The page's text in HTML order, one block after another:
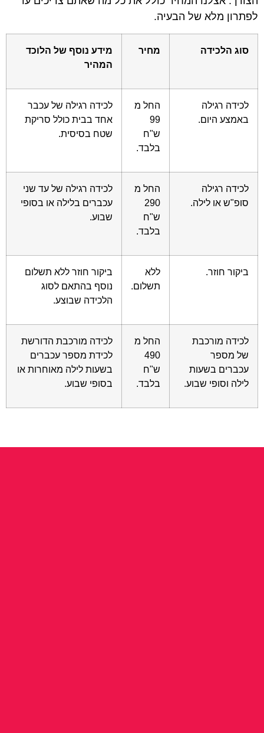
לפתרון מלא של הבעיה.
סוג הלכידה מחיר
מידע נוסף של הלוכד
המהיר
לכידה רגילה
באמצע היום.
החל מ
99
ש"ח
בלבד.
לכידה רגילה של עכבר
אחד בבית כולל סריקת
שטח בסיסית.
לכידה רגילה
סופ"ש או לילה.
החל מ
290
ש"ח
בלבד.
לכידה רגילה של עד שני
עכברים בלילה או בסופי
שבוע.
ביקור חוזר.
ללא
תשלום.
ביקור חוזר ללא תשלום
נוסף בהתאם לסוג
הלכידה שבוצע.
לכידה מורכבת
של מספר
עכברים בשעות
לילה וסופי שבוע.
החל מ
490
ש"ח
בלבד.
לכידה מורכבת הדורשת
לכידת מספר עכברים
בשעות לילה מאוחרות או
בסופי שבוע.